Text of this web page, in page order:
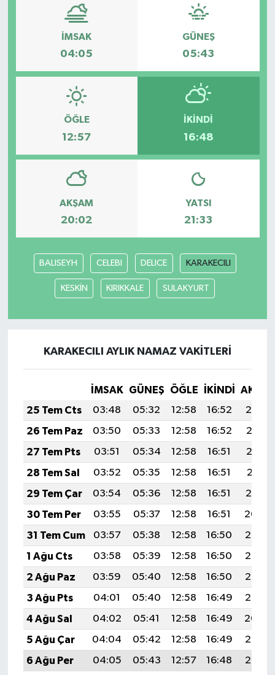
İMSAK
04:05
GÜNEŞ
05:43
ÖĞLE
12:57
İKINDI
16:48
AKŞAM
20:02
YATSI
21:33
BALISEYH CELEBI DELICE KARAKECILI
KESKİN KIRIKKALE SULAKYURT
KARAKECILI AYLIK NAMAZ VAKITLERI
İMSAK GÜNEŞ ÖĞLE İKINDI
25 Tem Cts
03:48 05:32 12:58 16:52
20:14
26 Tem Paz
03:50 05:33 12:58 16:52
20:13
27 Tem Pts
03:51 05:34 12:58 16:51
20:12
28 Tem Sal
03:52 05:35 12:58 16:51
20:11
29 Tem Çar
03:54 05:36 12:58 16:51
20:10
30 Tem Per
03:55 05:37 12:58 16:51
20:09
31 Tem Cum
03:57 05:38 12:58 16:50
20:08
1 Ağu Cts
03:58 05:39 12:58 16:50
20:07
2 Ağu Paz
03:59 05:40 12:58 16:50
20:06
3 Ağu Pts
04:01 05:40 12:58 16:49
20:05
4 Ağu Sal
04:02 05:41 12:58 16:49
20:04
5 Ağu Çar
04:04 05:42 12:58 16:49
20:03
6 Ağu Per
04:05 05:43 12:57 16:48
20:02